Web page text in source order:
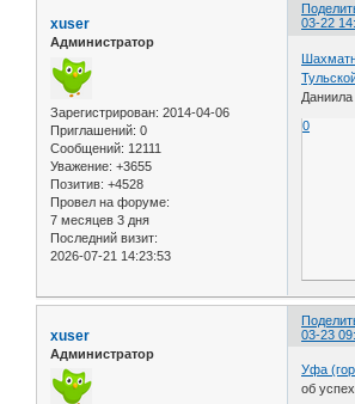
03-22
xuser
Администратор
Зарегистрирован: 2014-04-06
Приглашений: 0
Сообщений: 12111
Уважение: +3655
Позитив: +4528
Провел на форуме:
7 месяцев 3 дня
Последний визит:
2026-07-21 14:23:53
Даниила
0
03-23
xuser
Администратор
Уфа
об